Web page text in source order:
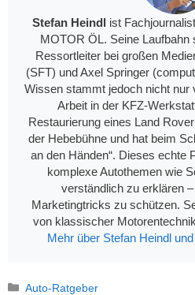
Stefan Heindl ist
MOTOR ÖL. Seine Laufbahn
Ressortleiter bei großen
(SFT) und Axel Springer
Wissen stammt jedoch nicht nur
Arbeit in der KFZ-
Restaurierung eines Land
der Hebebühne und hat beim
an den Händen“. Dieses echte
komplexe Autothemen wie
verständlich zu erklären
Marketingtricks zu schützen.
von klassischer
Mehr über Stefan Heindl
Kategorien
Auto-Ratgeber